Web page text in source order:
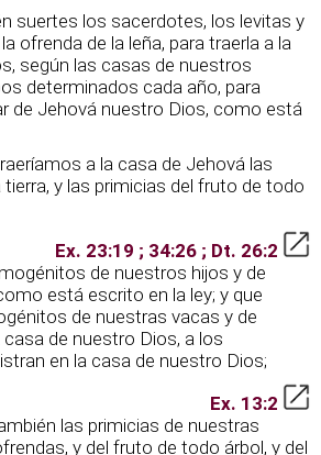
suertes los sacerdotes, los levitas y
ofrenda de la leña, para traerla a la
según las casas de nuestros
determinados cada año, para
de Jehová nuestro Dios, como está
a la casa de Jehová las
y las primicias del fruto de todo
Ex. 23:19 ; 34:26 ; Dt. 26:2
de nuestros hijos y de
está escrito en la ley; y que
de nuestras vacas y de
de nuestro Dios, a los
en la casa de nuestro Dios;
Ex. 13:2
las primicias de nuestras
y del fruto de todo árbol, y del